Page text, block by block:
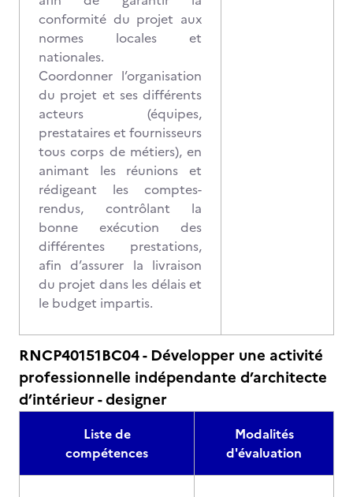
conformité du projet aux
normes locales et
nationales.
Coordonner l’organisation
du projet et ses différents
acteurs (équipes,
prestataires et fournisseurs
tous corps de métiers), en
animant les réunions et
rédigeant les comptes-
rendus, contrôlant la
bonne exécution des
différentes prestations,
afin d’assurer la livraison
du projet dans les délais et
le budget impartis.
RNCP40151BC04 - Développer une activité
professionnelle indépendante d’architecte
d’intérieur - designer
Liste de
compétences
Modalités
d'évaluation